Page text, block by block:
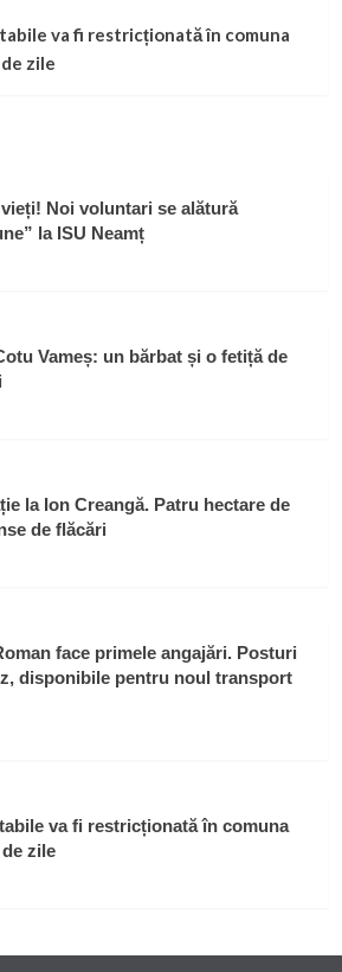
va fi restricționată în comuna
zile
Noi voluntari se alătură
la ISU Neamț
Vameș: un bărbat și o fetiță de
la Ion Creangă. Patru hectare de
de flăcări
face primele angajări. Posturi
disponibile pentru noul transport
va fi restricționată în comuna
zile